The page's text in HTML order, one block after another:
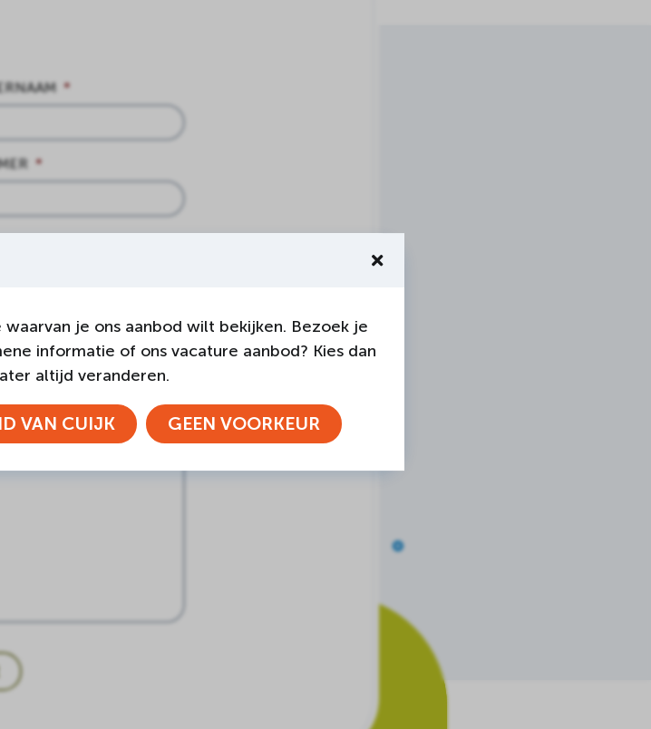
*
*
je ons aanbod wilt bekijken. Bezoek je
informatie of ons vacature aanbod? Kies dan
altijd veranderen.
VAN CUIJK GEEN VOORKEUR